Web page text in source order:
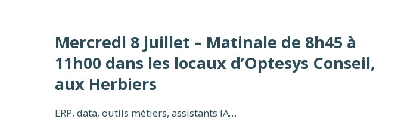
Mercredi 8 juillet – Matinale de 8h45 à
11h00 dans les locaux d’Optesys Conseil,
aux Herbiers
ERP, data, outils métiers, assistants IA…